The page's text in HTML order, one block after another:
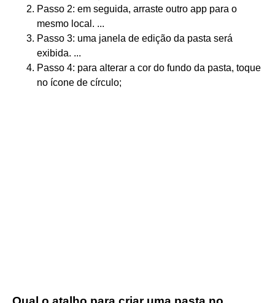
Passo 2: em seguida, arraste outro app para o
mesmo local. ...
Passo 3: uma janela de edição da pasta será
exibida. ...
Passo 4: para alterar a cor do fundo da pasta, toque
no ícone de círculo;